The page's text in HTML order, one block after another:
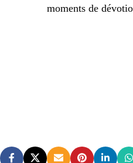
moments de